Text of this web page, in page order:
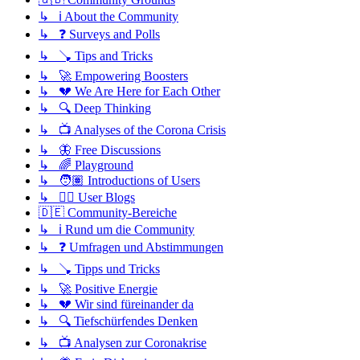
↳ ℹ️ About the Community
↳ ❓ Surveys and Polls
↳ 🪠 Tips and Tricks
↳ 🚀 Empowering Boosters
↳ 💔 We Are Here for Each Other
↳ 🔍 Deep Thinking
↳ 📺 Analyses of the Corona Crisis
↳ 🦋 Free Discussions
↳ 🌈 Playground
↳ 🧑🏽 Introductions of Users
↳ ✍🏽 User Blogs
🇩🇪 Community-Bereiche
↳ ℹ️ Rund um die Community
↳ ❓ Umfragen und Abstimmungen
↳ 🪠 Tipps und Tricks
↳ 🚀 Positive Energie
↳ 💔 Wir sind füreinander da
↳ 🔍 Tiefschürfendes Denken
↳ 📺 Analysen zur Coronakrise